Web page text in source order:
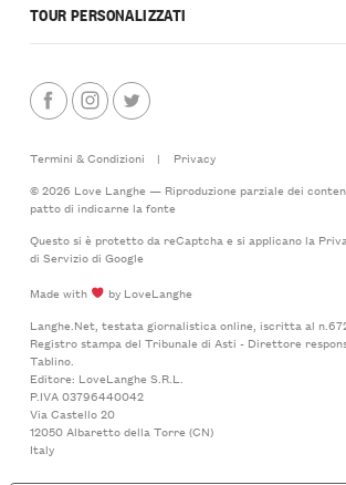
TOUR PERSONALIZZATI
Termini & Condizioni |
Privacy
© 2026 Love Langhe — Riproduzione parziale dei
patto di indicarne la fonte
Questo si è protetto da reCaptcha e si applicano la
di Serviziodi Google
Made with
by LoveLanghe
Langhe.Net, testata giornalistica online, iscritta al
Registro stampa del Tribunale di Asti - Direttore
Tablino.
Editore: LoveLanghe S.R.L.
P.IVA 03796440042
Via Castello 20
12050 Albaretto della Torre (CN)
Italy